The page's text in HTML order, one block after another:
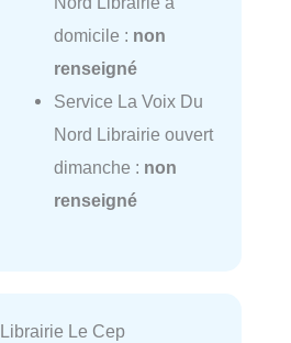
domicile : non
renseigné
Service La Voix Du
Nord Librairie ouvert
dimanche : non
renseigné
Librairie Le Cep